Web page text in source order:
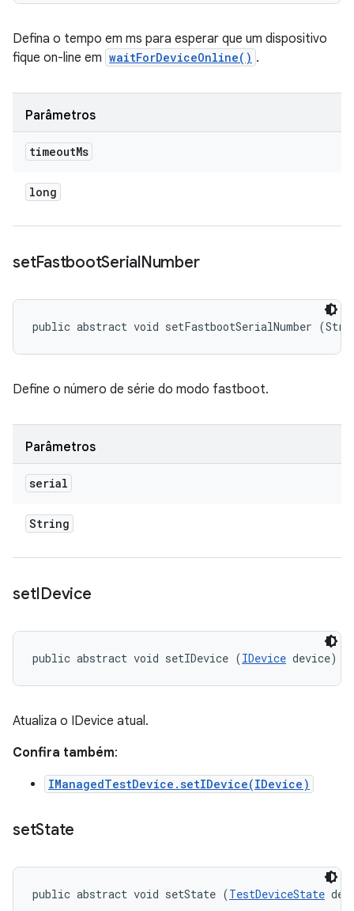
Defina o tempo em ms para esperar que um dispositivo
fique on-line em waitForDeviceOnline() .
Parâmetros
timeoutMs
long
setFastbootSerialNumber
public abstract void setFastbootSerialNumber
Define o número de série do modo fastboot.
Parâmetros
serial
String
setIDevice
public abstract void setIDevice (IDevice device)
Atualiza o IDevice atual.
Confira também:
IManagedTestDevice.setIDevice(IDevice)
setState
public abstract void setState (TestDeviceState